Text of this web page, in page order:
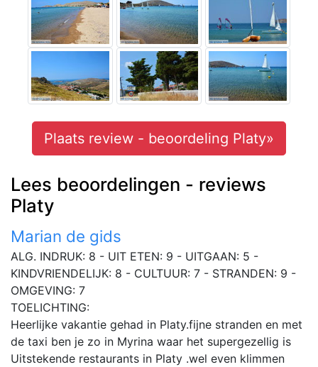
Plaats review - beoordeling Platy»
Lees beoordelingen - reviews
Platy
Marian de gids
ALG. INDRUK: 8 - UIT ETEN: 9 - UITGAAN: 5 -
KINDVRIENDELIJK: 8 - CULTUUR: 7 - STRANDEN: 9 -
OMGEVING: 7
TOELICHTING:
Heerlijke vakantie gehad in Platy.fijne stranden en met
de taxi ben je zo in Myrina waar het supergezellig is
Uitstekende restaurants in Platy .wel even klimmen